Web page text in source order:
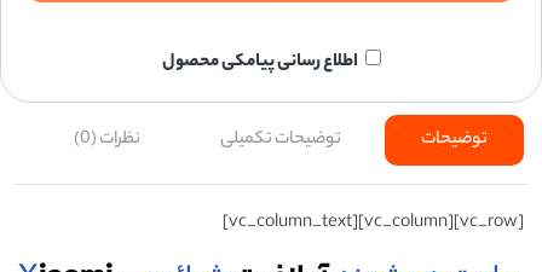
اطلاع رسانی پیامکی محصول
توضیحات توضیحات تکمیلی نظرات (0)
[vc_row][vc_column][vc_column_text]